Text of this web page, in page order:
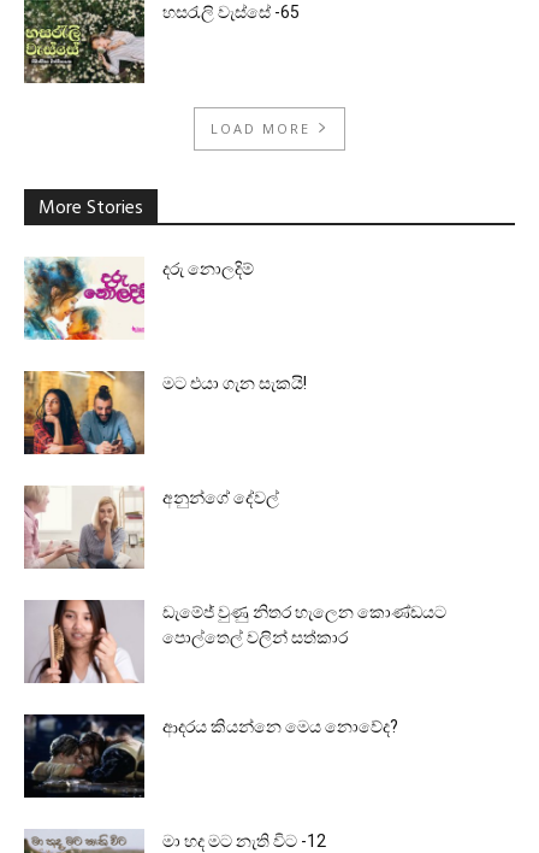
හසරැලි වැස්සේ -65
LOAD MORE
More Stories
දරු නොලදිම්
මට එයා ගැන සැකයි!
අනුන්ගේ දේවල්
ඩැමේජ් වුණු නිතර හැලෙන කොණ්ඩයට
පොල්තෙල් වලින් සත්කාර
ආදරය කියන්නෙ මෙය නොවේද?
මා හද මට නැති විට -12